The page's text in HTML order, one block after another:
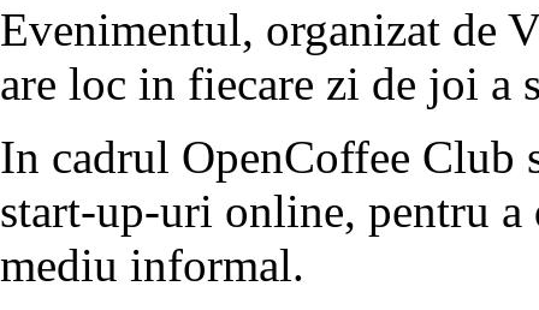
Evenimentul, organizat de
are loc in fiecare zi de joi a
In cadrul OpenCoffee Club
start-up-uri online, pentru
mediu informal.